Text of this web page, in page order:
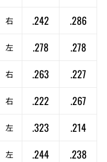
右 .242 .286
左 .278 .278
右 .263 .227
右 .222 .267
左 .323 .214
左 .244 .238